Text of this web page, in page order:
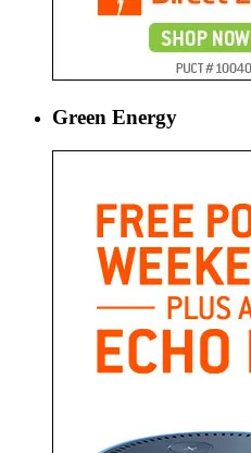
Green Energy